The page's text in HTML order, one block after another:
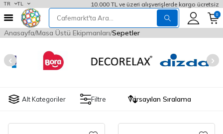
TR TL 10.000 TL ve üzeri alışverişlerde kargo ücretsiz
0
Anasayfa Masa Üstü Ekipmanları Sepetler
Alt Kategoriler Filtre